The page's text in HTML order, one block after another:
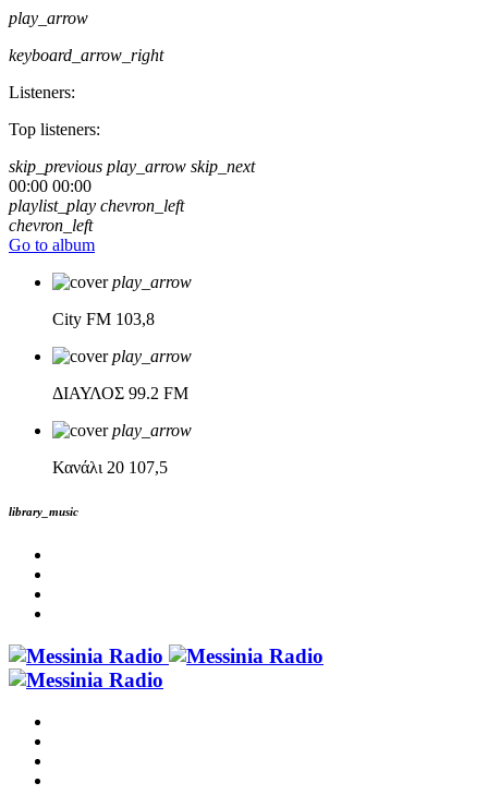
play_arrow
keyboard_arrow_right
Listeners:
Top listeners:
skip_previous play_arrow skip_next
00:00 00:00
playlist_play chevron_left
chevron_left
Go to album
play_arrow
City FM 103,8
play_arrow
ΔΙΑΥΛΟΣ 99.2 FM
play_arrow
Κανάλι 20 107,5
library_music